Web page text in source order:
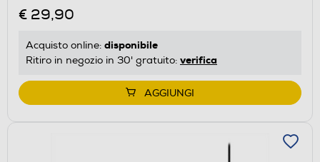
€ 29,90
Acquisto online: disponibile
Ritiro in negozio in 30' gratuito: verifica
AGGIUNGI